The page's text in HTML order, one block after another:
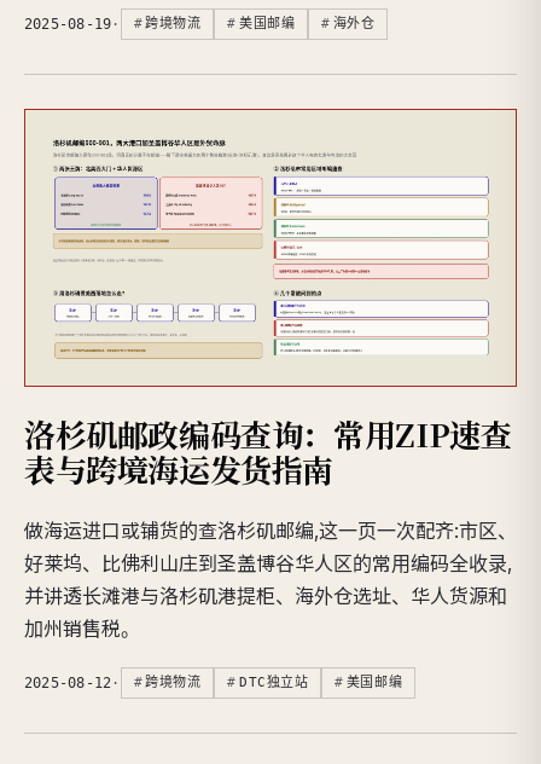
2025-08-19 · 跨境物流 美国邮编 海外仓
洛杉矶邮政编码查询：常用ZIP速查
表与跨境海运发货指南
做海运进口或铺货的查洛杉矶邮编,这一页一次配齐:市区、
好莱坞、比佛利山庄到圣盖博谷华人区的常用编码全收录,
并讲透长滩港与洛杉矶港提柜、海外仓选址、华人货源和
加州销售税。
2025-08-12 · 跨境物流 DTC独立站 美国邮编